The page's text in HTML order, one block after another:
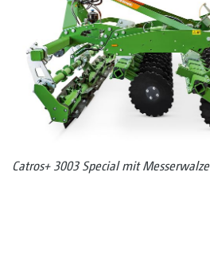
Catros+ 3003 Special mit Messerwalze